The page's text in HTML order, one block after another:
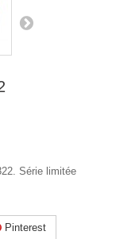
Série limitée
Pinterest